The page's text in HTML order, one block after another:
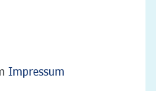
Impressum